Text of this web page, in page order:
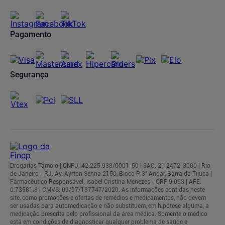
Regulamentos
Pagamento
Segurança
Drogarias Tamoio | CNPJ: 42.225.938/0001-50 l SAC: 21 2472-3000 | Rio
de Janeiro - RJ: Av. Ayrton Senna 2150, Bloco P 3° Andar, Barra da Tijuca |
Farmacêutico Responsável: Isabel Cristina Menezes - CRF 9.063 | AFE:
0.73581.8 | CMVS: 09/97/137747/2020. As informações contidas neste
site, como promoções e ofertas de remédios e medicamentos, não devem
ser usadas para automedicação e não substituem, em hipótese alguma, a
medicação prescrita pelo profissional da área médica. Somente o médico
está em condições de diagnosticar qualquer problema de saúde e